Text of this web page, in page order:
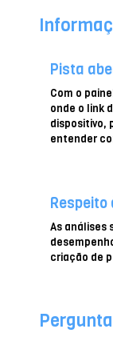
Pista
Com o
onde o link
dispositivo,
entender
As análises
criação de